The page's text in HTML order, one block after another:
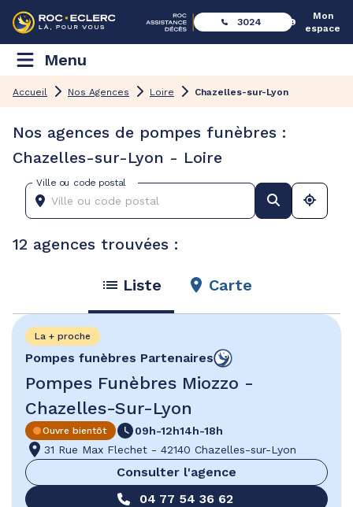
3024
Mon
espace
Menu
Accueil Nos Agences Loire Chazelles-sur-Lyon
Nos agences de pompes funèbres :
Chazelles-sur-Lyon - Loire
Ville ou code postal
12 agences trouvées :
Liste Carte
Pompes funèbres Partenaires
Pompes Funèbres Miozzo -
Chazelles-Sur-Lyon
La + proche
Ouvre bientôt 09h-12h14h-18h
31 Rue Max Flechet - 42140 Chazelles-sur-Lyon
Consulter l'agence
04 77 54 36 62